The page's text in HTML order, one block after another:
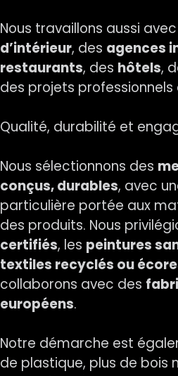
Nous travaillons aussi
d’intérieur, des agences
restaurants, des hôtels,
des projets professionnels
Qualité, durabilité et
Nous sélectionnons des
conçus, durables, avec
particulière portée aux
des produits. Nous
certifiés, les peintures
textiles recyclés ou
collaborons avec des
européens.
Notre démarche est
de plastique, plus de bois